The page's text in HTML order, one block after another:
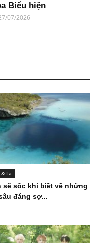
Biểu hiện
07/2026
Lạ
sẽ sốc khi biết về những
đáng sợ...